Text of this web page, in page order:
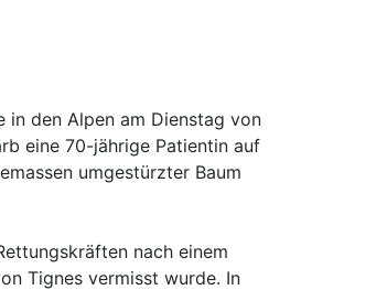
den Alpen am Dienstag von
eine 70-jährige Patientin auf
umgestürzter Baum
nach einem
Tignes vermisst wurde. In